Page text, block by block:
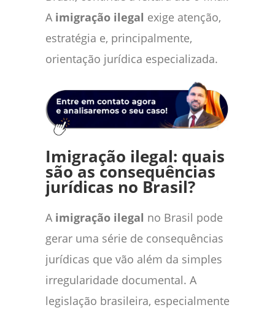
A imigração ilegal exige atenção,
estratégia e, principalmente,
orientação jurídica especializada.
Imigração ilegal: quais
são as consequências
jurídicas no Brasil?
A imigração ilegal no Brasil pode
gerar uma série de consequências
jurídicas que vão além da simples
irregularidade documental. A
legislação brasileira, especialmente